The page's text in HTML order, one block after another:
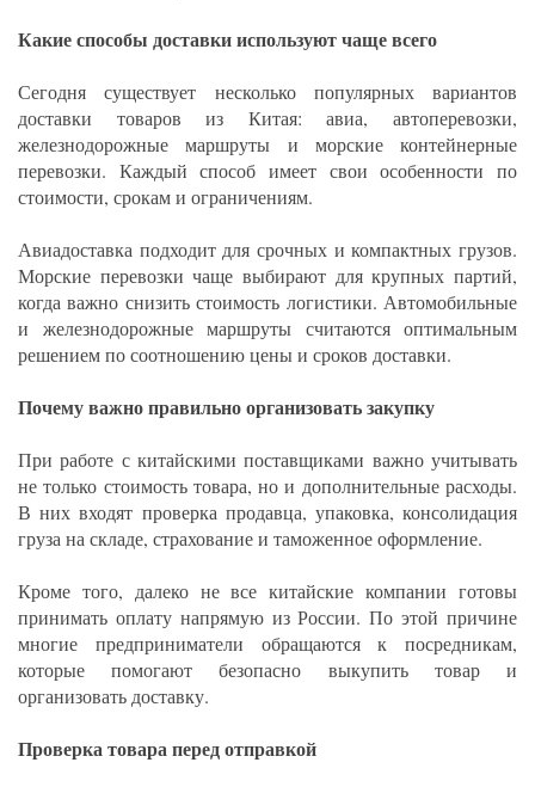
Какие способы доставки используют чаще всего
Сегодня существует несколько популярных вариантов
доставки товаров из Китая: авиа, автоперевозки,
железнодорожные маршруты и морские контейнерные
перевозки. Каждый способ имеет свои особенности по
стоимости, срокам и ограничениям.
Авиадоставка подходит для срочных и компактных грузов.
Морские перевозки чаще выбирают для крупных партий,
когда важно снизить стоимость логистики. Автомобильные
и железнодорожные маршруты считаются оптимальным
решением по соотношению цены и сроков доставки.
Почему важно правильно организовать закупку
При работе с китайскими поставщиками важно учитывать
не только стоимость товара, но и дополнительные расходы.
В них входят проверка продавца, упаковка, консолидация
груза на складе, страхование и таможенное оформление.
Кроме того, далеко не все китайские компании готовы
принимать оплату напрямую из России. По этой причине
многие предприниматели обращаются к посредникам,
которые помогают безопасно выкупить товар и
организовать доставку.
Проверка товара перед отправкой